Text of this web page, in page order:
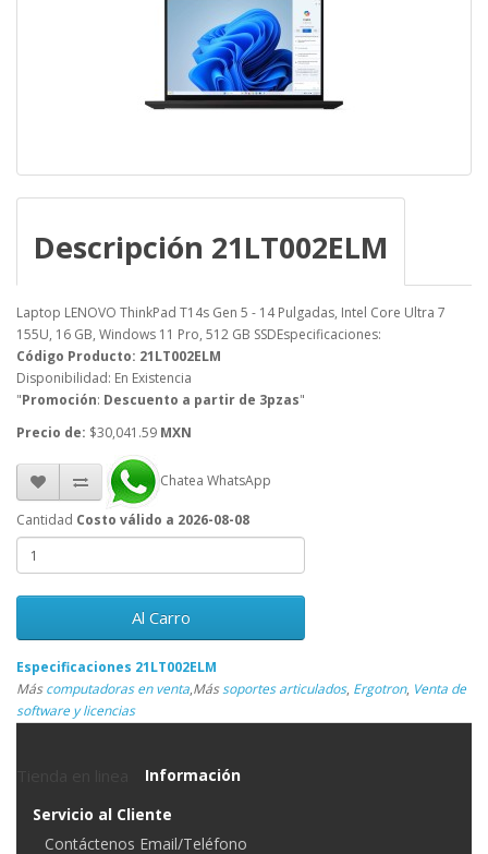
Descripción 21LT002ELM
Laptop LENOVO ThinkPad T14s Gen 5 - 14 Pulgadas, Intel Core Ultra 7
155U, 16 GB, Windows 11 Pro, 512 GB SSDEspecificaciones:
Código Producto: 21LT002ELM
Disponibilidad: En Existencia
"Promoción: Descuento a partir de 3pzas"
Precio de: $30,041.59 MXN
Chatea WhatsApp
Cantidad Costo válido a 2026-08-08
Al Carro
Especificaciones 21LT002ELM
Máscomputadoras en venta,Mássoportes articulados, Ergotron, Venta de
software y licencias
Información
Servicio al Cliente
Contáctenos Email/Teléfono